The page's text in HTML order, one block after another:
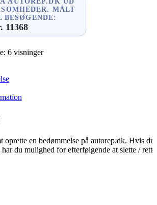
MÅLT
BESØGENDE:
11368
6 visninger
en bedømmelse på autorep.dk. Hvis du
du mulighed for efterfølgende at slette /